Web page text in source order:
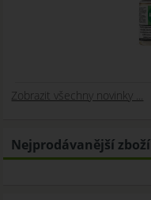
Zobrazit všechny novinky ...
Nejprodávanější zboží